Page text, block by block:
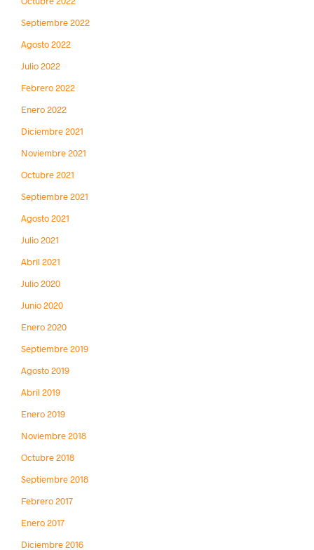
Septiembre 2022
Agosto 2022
Julio 2022
Febrero 2022
Enero 2022
Diciembre 2021
Noviembre 2021
Octubre 2021
Septiembre 2021
Agosto 2021
Julio 2021
Abril 2021
Julio 2020
Junio 2020
Enero 2020
Septiembre 2019
Agosto 2019
Abril 2019
Enero 2019
Noviembre 2018
Octubre 2018
Septiembre 2018
Febrero 2017
Enero 2017
Diciembre 2016